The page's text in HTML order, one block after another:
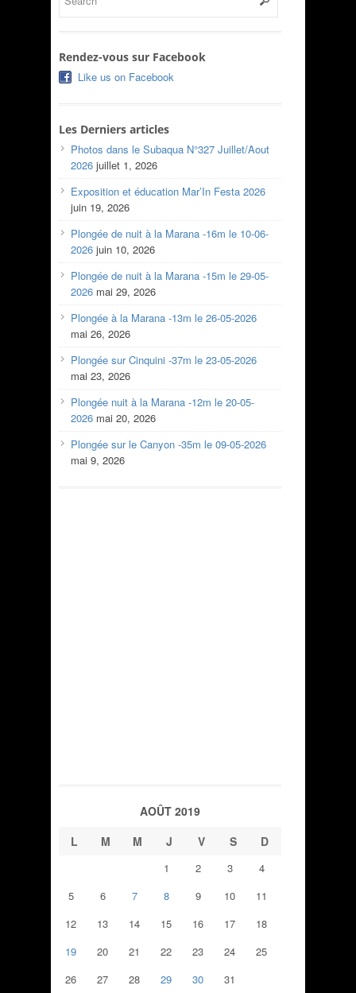
Rendez-vous sur Facebook
Like us on Facebook
Les Derniers articles
Photos dans le Subaqua N°327 Juillet/Aout
2026 juillet 1, 2026
Exposition et éducation Mar’In Festa 2026
juin 19, 2026
Plongée de nuit à la Marana -16m le 10-06-
2026 juin 10, 2026
Plongée de nuit à la Marana -15m le 29-05-
2026 mai 29, 2026
Plongée à la Marana -13m le 26-05-2026
mai 26, 2026
Plongée sur Cinquini -37m le 23-05-2026
mai 23, 2026
Plongée nuit à la Marana -12m le 20-05-
2026 mai 20, 2026
Plongée sur le Canyon -35m le 09-05-2026
mai 9, 2026
AOÛT 2019
L
M M J V S D
1 2 3
4
5
6 7 8 9 10
11
12
13 14 15 16 17
18
19
20 21 22 23 24
25
26
27 28 29 30 31